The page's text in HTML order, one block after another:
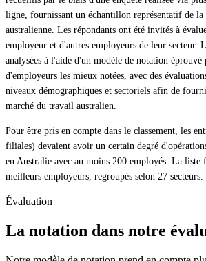
ligne, fournissant un échantillon représentatif de
australienne. Les répondants ont été invités à
employeur et d'autres employeurs de leur secteur.
analysées à l'aide d'un modèle de notation éprouvé
d'employeurs les mieux notées, avec des
niveaux démographiques et sectoriels afin de
marché du travail australien.
Pour être pris en compte dans le classement, les
filiales) devaient avoir un certain degré
en Australie avec au moins 200 employés. La liste
meilleurs employeurs, regroupés selon 27 secteurs.
Évaluation
La notation dans notre